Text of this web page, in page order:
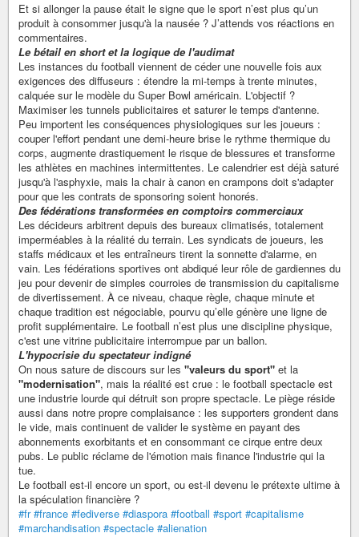
Et si allonger la pause était le signe que le sport n’est plus qu’un
produit à consommer jusqu'à la nausée ? J’attends vos réactions en
commentaires.
Le bétail en short et la logique de l'audimat
Les instances du football viennent de céder une nouvelle fois aux
exigences des diffuseurs : étendre la mi-temps à trente minutes,
calquée sur le modèle du Super Bowl américain. L'objectif ?
Maximiser les tunnels publicitaires et saturer le temps d'antenne.
Peu importent les conséquences physiologiques sur les joueurs :
couper l'effort pendant une demi-heure brise le rythme thermique du
corps, augmente drastiquement le risque de blessures et transforme
les athlètes en machines intermittentes. Le calendrier est déjà saturé
jusqu'à l'asphyxie, mais la chair à canon en crampons doit s'adapter
pour que les contrats de sponsoring soient honorés.
Des fédérations transformées en comptoirs commerciaux
Les décideurs arbitrent depuis des bureaux climatisés, totalement
imperméables à la réalité du terrain. Les syndicats de joueurs, les
staffs médicaux et les entraîneurs tirent la sonnette d'alarme, en
vain. Les fédérations sportives ont abdiqué leur rôle de gardiennes du
jeu pour devenir de simples courroies de transmission du capitalisme
de divertissement. À ce niveau, chaque règle, chaque minute et
chaque tradition est négociable, pourvu qu’elle génère une ligne de
profit supplémentaire. Le football n’est plus une discipline physique,
c'est une vitrine publicitaire interrompue par un ballon.
L'hypocrisie du spectateur indigné
On nous sature de discours sur les "valeurs du sport" et la
"modernisation", mais la réalité est crue : le football spectacle est
une industrie lourde qui détruit son propre spectacle. Le piège réside
aussi dans notre propre complaisance : les supporters grondent dans
le vide, mais continuent de valider le système en payant des
abonnements exorbitants et en consommant ce cirque entre deux
pubs. Le public réclame de l'émotion mais finance l'industrie qui la
tue.
Le football est-il encore un sport, ou est-il devenu le prétexte ultime à
la spéculation financière ?
#fr #france #fediverse #diaspora #football #sport #capitalisme
#marchandisation #spectacle #alienation